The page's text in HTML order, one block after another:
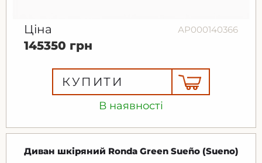
В наявності
Ціна АР000140366
145350 грн
КУПИТИ
Диван шкіряний Ronda Green Sueño (Sueno)